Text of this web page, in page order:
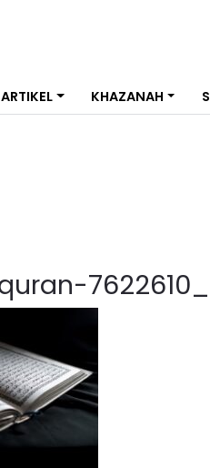
ARTIKEL KHAZANAH